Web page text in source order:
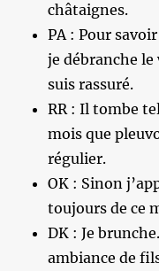
châtaignes.
PA : Pour
je débranche
suis rassuré.
RR : Il tombe
mois que
régulier.
OK : Sinon
toujours de ce
DK : Je
ambiance de